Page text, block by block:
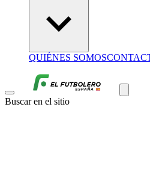
QUIÉNES SOMOS
Buscar en el sitio